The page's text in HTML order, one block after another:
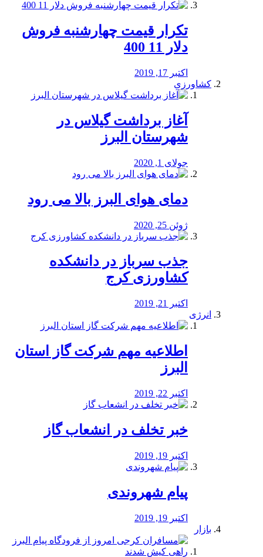
تکرار قیمت چهارشنبه فروش
دلار 11 400
اکتبر 17, 2019
کشاورزی
آغاز برداشت گیلاس در
شهرستان البرز
جولای 1, 2020
دمای هوای البرز بالا می رود
ژوئن 25, 2020
جذب سرباز در دانشکده
کشاورزی کرج
اکتبر 21, 2019
انرژی
️اطلاعیه مهم شرکت گاز استان
البرز
اکتبر 22, 2019
خبر تخلف در انشعاب گاز
اکتبر 19, 2019
پیام شهروندی
اکتبر 19, 2019
بازار